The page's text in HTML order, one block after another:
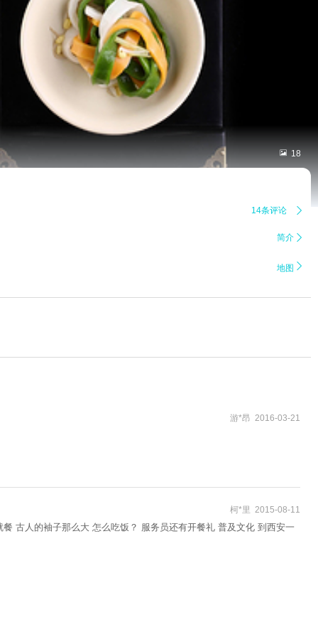
 18
14条评论 
简介 
地图 
游*昂 2016-03-21
柯*里 2015-08-11
古人的袖子那么大 怎么吃饭？ 服务员还有开餐礼 普及文化 到西安一